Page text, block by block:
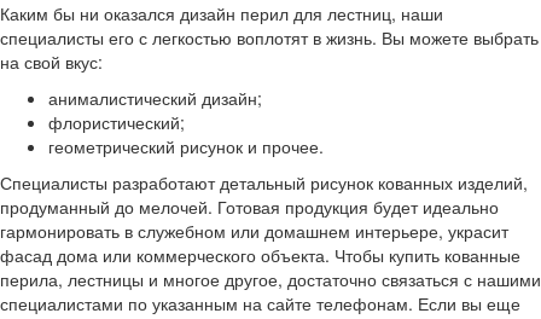
Каким бы ни оказался дизайн перил для лестниц, наши
специалисты его с легкостью воплотят в жизнь. Вы можете выбрать
на свой вкус:
анималистический дизайн;
флористический;
геометрический рисунок и прочее.
Специалисты разработают детальный рисунок кованных изделий,
продуманный до мелочей. Готовая продукция будет идеально
гармонировать в служебном или домашнем интерьере, украсит
фасад дома или коммерческого объекта. Чтобы купить кованные
перила, лестницы и многое другое, достаточно связаться с нашими
специалистами по указанным на сайте телефонам. Если вы еще